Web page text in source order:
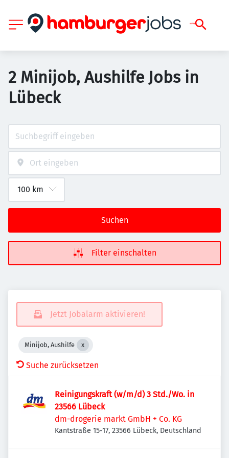
2 Minijob, Aushilfe Jobs in
Lübeck
Suchen
Filter einschalten
Jetzt Jobalarm aktivieren!
Minijob, Aushilfe
Suche zurücksetzen
Reinigungskraft (w/m/d) 3 Std./Wo. in
23566 Lübeck
dm-drogerie markt GmbH + Co. KG
Kantstraße 15-17, 23566 Lübeck, Deutschland